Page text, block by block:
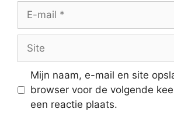
Site
Mijn naam, e-mail en site
browser voor de volgende
een reactie plaats.